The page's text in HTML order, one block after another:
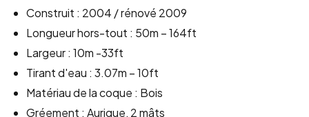
Construit : 2004 / rénové 2009
Longueur hors-tout : 50m – 164ft
Largeur : 10m -33ft
Tirant d'eau : 3.07m – 10ft
Matériau de la coque : Bois
Gréement : Aurique, 2 mâts